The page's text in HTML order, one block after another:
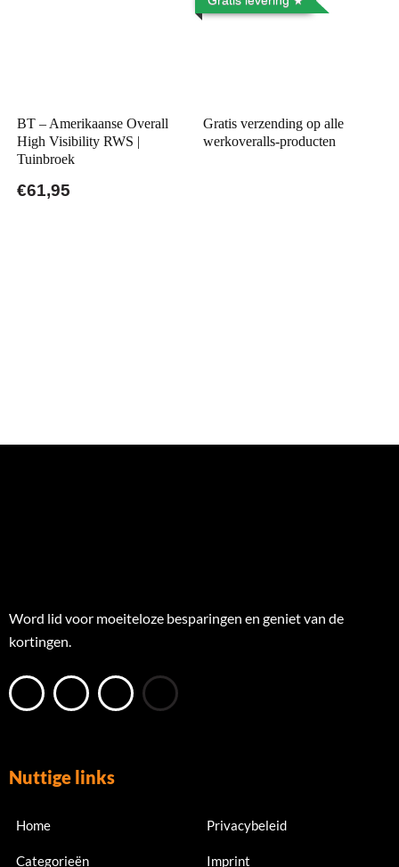
BT – Amerikaanse Overall
High Visibility RWS |
Tuinbroek
€61,95
Gratis verzending op alle
werkoveralls-producten
Word lid voor moeiteloze besparingen en geniet van de
kortingen.
Nuttige links
Home
Categorieën
Privacybeleid
Imprint